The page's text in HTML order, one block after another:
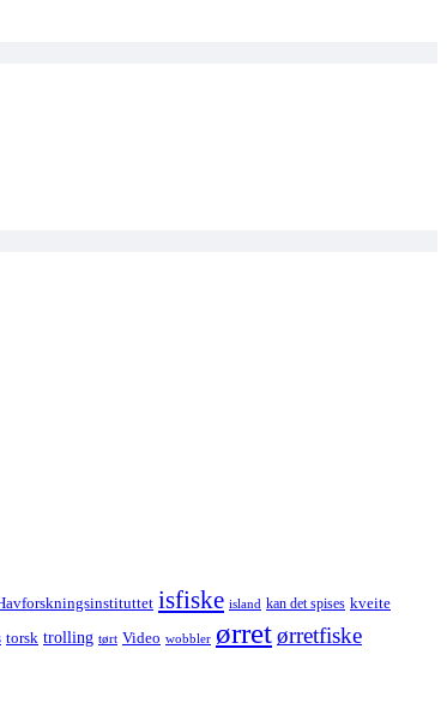
isfiske island kan det spises kveite
torsk trolling tørt Video wobbler ørretørretfiske